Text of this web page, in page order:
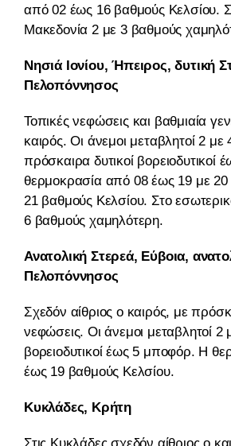
από 02 έως 16 βαθμούς Κελσίου.
Μακεδονία 2 με 3 βαθμούς
Νησιά Ιονίου, Ήπειρος, δυτική
Πελοπόννησος
Τοπικές νεφώσεις και βαθμιαία
καιρός. Οι άνεμοι μεταβλητοί 2 με
πρόσκαιρα δυτικοί
θερμοκρασία από 08 έως 19 με 20
21 βαθμούς Κελσίου. Στο
6 βαθμούς χαμηλότερη.
Ανατολική Στερεά, Εύβοια,
Πελοπόννησος
Σχεδόν αίθριος ο καιρός, με
νεφώσεις. Οι άνεμοι μεταβλητοί 2
βορειοδυτικοί έως 5 μποφόρ. Η
έως 19 βαθμούς Κελσίου.
Κυκλάδες, Κρήτη